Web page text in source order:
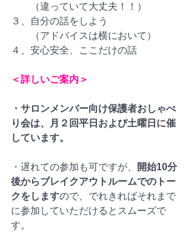
（違っていて大丈夫！！）
３、自分の話をしよう
（アドバイスは横において）
４、安心安全、ここだけの話
＜詳しいご案内＞
・サロンメンバー向け保護者おしゃべ
り会は、月２回平日および土曜日に催
しています。
・遅れての参加も可ですが、
開始10分
後からブレイクアウトルームでのトー
クをしますので、でれきればそれまで
に参加していただけるとスムーズで
す。